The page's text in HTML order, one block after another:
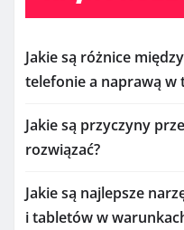
Jakie są różnice
telefonie a naprawą w
Jakie są przyczyny
rozwiązać?
Jakie są najlepsze
i tabletów w